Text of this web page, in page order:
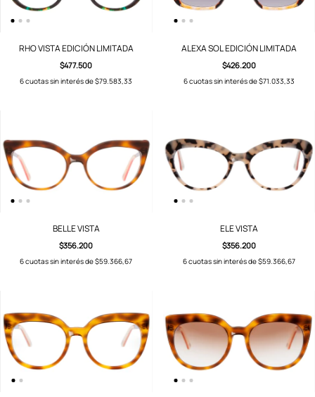
RHO VISTA EDICIÓN LIMITADA
$477.500
6cuotas sin interés de$79.583,33
ALEXA SOL EDICIÓN LIMITADA
$426.200
6cuotas sin interés de$71.033,33
BELLE VISTA
$356.200
6cuotas sin interés de$59.366,67
ELE VISTA
$356.200
6cuotas sin interés de$59.366,67